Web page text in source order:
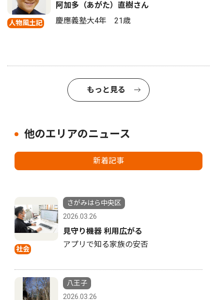
人物風土記
阿加多（あがた）直樹さん
慶應義塾大4年 21歳
もっと見る
他のエリアのニュース
新着記事
社会
さがみはら中央区
2026.03.26
見守り機器 利用広がる
アプリで知る家族の安否
八王子
2026.03.26